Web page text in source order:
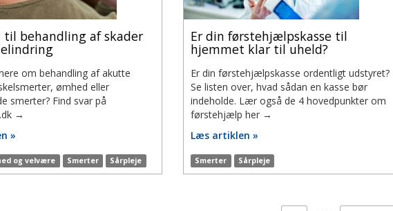
til behandling af skader
om behandling af akutte
ømhed eller
smerter? Find svar på
→
»
og velvære Smerter Sårpleje
Er din førstehjælpskasse til
hjemmet klar til uheld?
Er din førstehjælpskasse ordentligt udstyret?
Se listen over, hvad sådan en kasse bør
indeholde. Lær også de 4 hovedpunkter om
førstehjælp her →
Læs artiklen »
Smerter Sårpleje